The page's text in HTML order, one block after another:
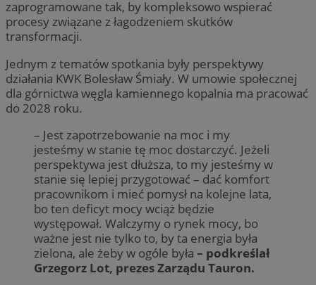
zaprogramowane tak, by kompleksowo wspierać
procesy związane z łagodzeniem skutków
transformacji.
Jednym z tematów spotkania były perspektywy
działania KWK Bolesław Śmiały. W umowie społecznej
dla górnictwa węgla kamiennego kopalnia ma pracować
do 2028 roku.
– Jest zapotrzebowanie na moc i my
jesteśmy w stanie tę moc dostarczyć. Jeżeli
perspektywa jest dłuższa, to my jesteśmy w
stanie się lepiej przygotować – dać komfort
pracownikom i mieć pomysł na kolejne lata,
bo ten deficyt mocy wciąż będzie
występował. Walczymy o rynek mocy, bo
ważne jest nie tylko to, by ta energia była
zielona, ale żeby w ogóle była – podkreślał
Grzegorz Lot, prezes Zarządu Tauron.